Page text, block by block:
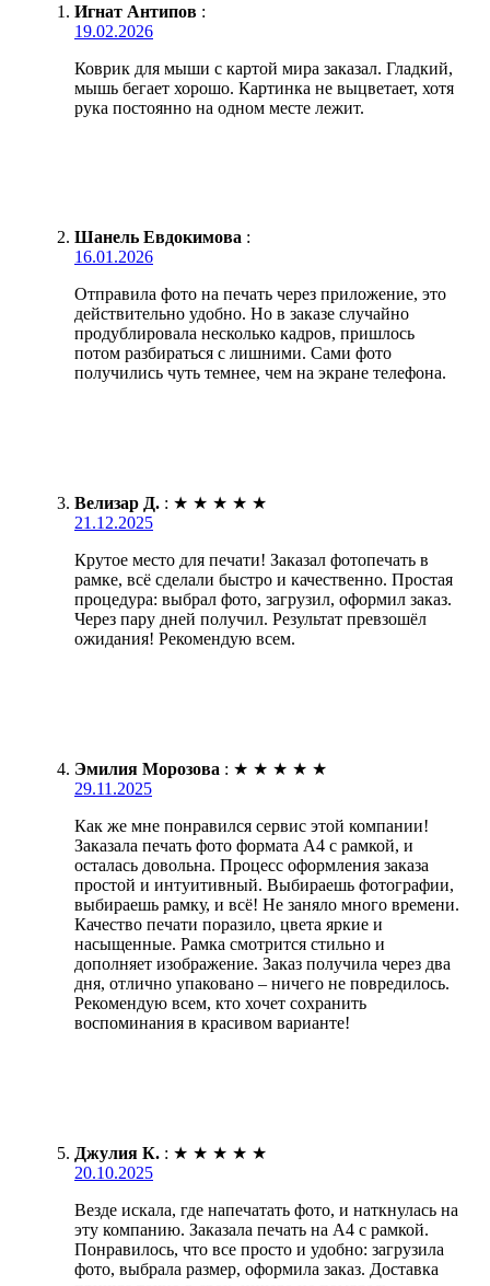
Игнат Антипов :
19.02.2026
Коврик для мыши с картой мира заказал. Гладкий,
мышь бегает хорошо. Картинка не выцветает, хотя
рука постоянно на одном месте лежит.
Шанель Евдокимова :
16.01.2026
Отправила фото на печать через приложение, это
действительно удобно. Но в заказе случайно
продублировала несколько кадров, пришлось
потом разбираться с лишними. Сами фото
получились чуть темнее, чем на экране телефона.
Велизар Д. : ★ ★ ★ ★ ★
21.12.2025
Крутое место для печати! Заказал фотопечать в
рамке, всё сделали быстро и качественно. Простая
процедура: выбрал фото, загрузил, оформил заказ.
Через пару дней получил. Результат превзошёл
ожидания! Рекомендую всем.
Эмилия Морозова : ★ ★ ★ ★ ★
29.11.2025
Как же мне понравился сервис этой компании!
Заказала печать фото формата А4 с рамкой, и
осталась довольна. Процесс оформления заказа
простой и интуитивный. Выбираешь фотографии,
выбираешь рамку, и всё! Не заняло много времени.
Качество печати поразило, цвета яркие и
насыщенные. Рамка смотрится стильно и
дополняет изображение. Заказ получила через два
дня, отлично упаковано – ничего не повредилось.
Рекомендую всем, кто хочет сохранить
воспоминания в красивом варианте!
Джулия К. : ★ ★ ★ ★ ★
20.10.2025
Везде искала, где напечатать фото, и наткнулась на
эту компанию. Заказала печать на А4 с рамкой.
Понравилось, что все просто и удобно: загрузила
фото, выбрала размер, оформила заказ. Доставка